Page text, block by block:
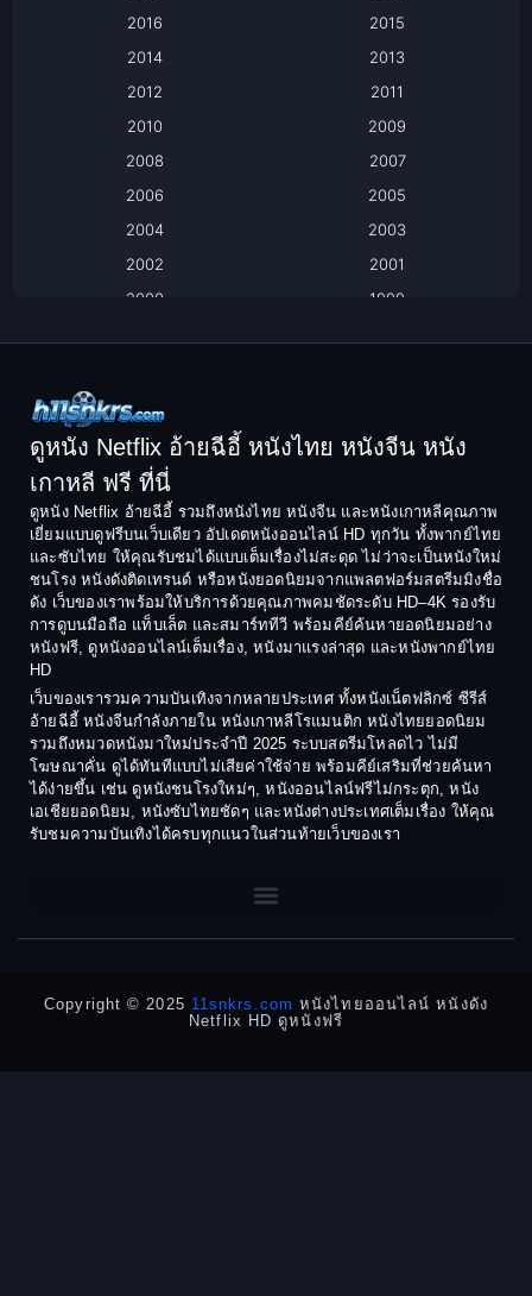
Based on a True Story เรื่องจริง
Comedy ตลก
Coming-of-age ชีวิตวัยรุ่น
Crime อาชญากรรม
Crime อาชญากรรม
Culture
Dance เต้น
Dark Comedy ตลกร้าย
DC
Detective
Detective สืบสวน
2016
2015
2014
2013
2012
2011
2010
2009
2008
2007
2006
2005
2004
2003
2002
2001
2000
1999
1994
1992
1991
1990
1988
1987
1986
1985
1984
1983
1982
1981
1980
1978
1974
1973
1972
1971
1970
1969
1968
1964
ดูหนัง Netflix อ้ายฉีอี้ หนังไทย หนังจีน หนัง
เกาหลี ฟรี ที่นี่
ดูหนัง Netflix อ้ายฉีอี้ รวมถึงหนังไทย หนังจีน และหนังเกาหลีคุณภาพ
เยี่ยมแบบดูฟรีบนเว็บเดียว อัปเดตหนังออนไลน์ HD ทุกวัน ทั้งพากย์ไทย
และซับไทย ให้คุณรับชมได้แบบเต็มเรื่องไม่สะดุด ไม่ว่าจะเป็นหนังใหม่
ชนโรง หนังดังติดเทรนด์ หรือหนังยอดนิยมจากแพลตฟอร์มสตรีมมิงชื่อ
ดัง เว็บของเราพร้อมให้บริการด้วยคุณภาพคมชัดระดับ HD–4K รองรับ
การดูบนมือถือ แท็บเล็ต และสมาร์ททีวี พร้อมคีย์ค้นหายอดนิยมอย่าง
หนังฟรี, ดูหนังออนไลน์เต็มเรื่อง, หนังมาแรงล่าสุด และหนังพากย์ไทย
HD
เว็บของเรารวมความบันเทิงจากหลายประเทศ ทั้งหนังเน็ตฟลิกซ์ ซีรีส์
อ้ายฉีอี้ หนังจีนกำลังภายใน หนังเกาหลีโรแมนติก หนังไทยยอดนิยม
รวมถึงหมวดหนังมาใหม่ประจำปี 2025 ระบบสตรีมโหลดไว ไม่มี
โฆษณาคั่น ดูได้ทันทีแบบไม่เสียค่าใช้จ่าย พร้อมคีย์เสริมที่ช่วยค้นหา
ได้ง่ายขึ้น เช่น ดูหนังชนโรงใหม่ๆ, หนังออนไลน์ฟรีไม่กระตุก, หนัง
เอเชียยอดนิยม, หนังซับไทยชัดๆ และหนังต่างประเทศเต็มเรื่อง ให้คุณ
รับชมความบันเทิงได้ครบทุกแนวในส่วนท้ายเว็บของเรา
Copyright © 2025 11snkrs.com หนังไทยออนไลน์ หนังดัง
Netflix HD ดูหนังฟรี